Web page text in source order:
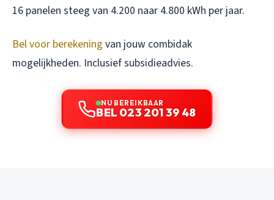
16 panelen steeg van 4.200 naar 4.800 kWh per jaar.
Bel voor berekening van jouw combidak
mogelijkheden. Inclusief subsidieadvies.
NU BEREIKBAAR
BEL 023 201 39 48